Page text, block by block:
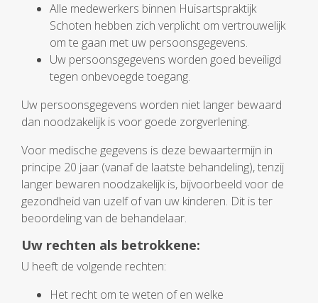
Alle medewerkers binnen Huisartspraktijk
Schoten hebben zich verplicht om vertrouwelijk
om te gaan met uw persoonsgegevens.
Uw persoonsgegevens worden goed beveiligd
tegen onbevoegde toegang.
Uw persoonsgegevens worden niet langer bewaard
dan noodzakelijk is voor goede zorgverlening.
Voor medische gegevens is deze bewaartermijn in
principe 20 jaar (vanaf de laatste behandeling), tenzij
langer bewaren noodzakelijk is, bijvoorbeeld voor de
gezondheid van uzelf of van uw kinderen. Dit is ter
beoordeling van de behandelaar.
Uw rechten als betrokkene:
U heeft de volgende rechten:
Het recht om te weten of en welke